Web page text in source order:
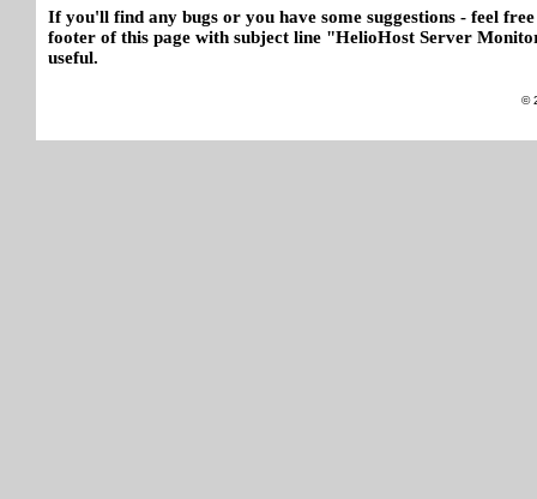
If you'll find any bugs or you have some suggestions - feel
footer of this page with subject line "HelioHost Server
useful.
©